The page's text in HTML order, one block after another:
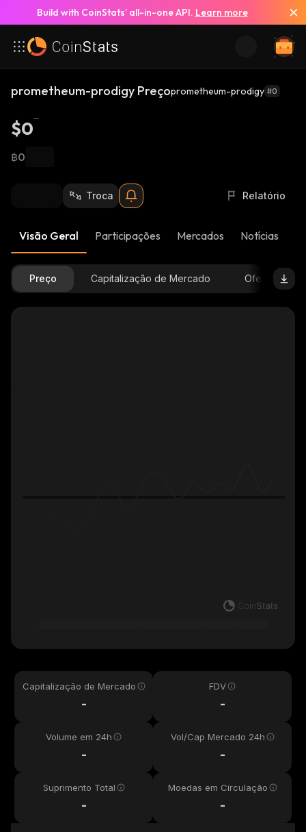
Build with CoinStats’ all-in-one API. Learn more
prometheum-prodigy Preçoprometheum-prodigy #0
$0
฿0
Troca Relatório
Visão Geral Participações Mercados Notícias
Preço Capitalização de Mercado Oferta
Capitalização de Mercado
-
FDV
-
Volume em 24h
-
Vol/Cap Mercado 24h
-
Suprimento Total
-
Moedas em Circulação
-